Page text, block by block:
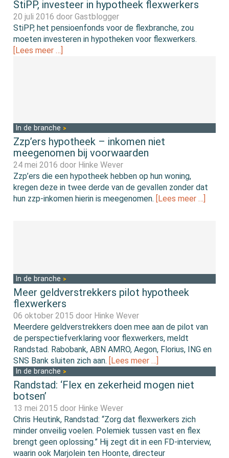
StiPP, investeer in hypotheek flexwerkers
20 juli 2016 doorGastblogger
StiPP, het pensioenfonds voor de flexbranche, zou
moeten investeren in hypotheken voor flexwerkers.
[Lees meer …]
In de branche
Zzp’ers hypotheek – inkomen niet
meegenomen bij voorwaarden
24 mei 2016 door Hinke Wever
Zzp’ers die een hypotheek hebben op hun woning,
kregen deze in twee derde van de gevallen zonder dat
hun zzp-inkomen hierin is meegenomen.
[Lees meer …]
In de branche
Meer geldverstrekkers pilot hypotheek
flexwerkers
06 oktober 2015 door Hinke Wever
Meerdere geldverstrekkers doen mee aan de pilot van
de perspectiefverklaring voor flexwerkers, meldt
Randstad. Rabobank, ABN AMRO, Aegon, Florius, ING en
SNS Bank sluiten zich aan. [Lees meer …]
In de branche
Randstad: ‘Flex en zekerheid mogen niet
botsen’
13 mei 2015 door Hinke Wever
Chris Heutink, Randstad: “Zorg dat flexwerkers zich
minder onveilig voelen. Polemiek tussen vast en flex
brengt geen oplossing.” Hij zegt dit in een FD-interview,
waarin ook Marjolein ten Hoonte, directeur